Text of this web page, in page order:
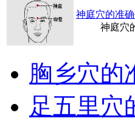
神庭穴的准
神庭穴
胸乡穴的
足五里穴